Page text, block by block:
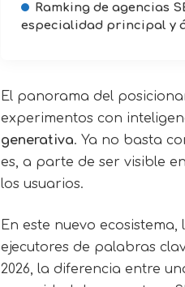
Ramking de agencias
especialidad principal y
El panorama del
experimentos con
generativa. Ya no basta
es, a parte de ser visible
los usuarios.
En este nuevo ecosistema,
ejecutores de palabras
2026, la diferencia entre